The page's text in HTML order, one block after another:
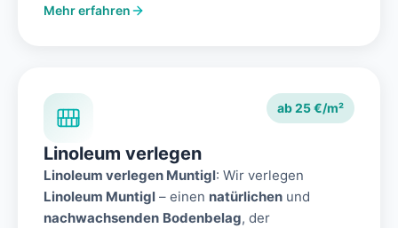
Mehr erfahren
ab 25 €/m²
Linoleum verlegen
Linoleum verlegen Muntigl: Wir verlegen
Linoleum Muntigl – einen natürlichen und
nachwachsenden Bodenbelag, der